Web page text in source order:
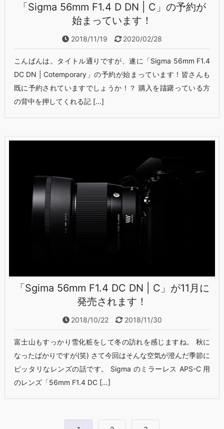
「Sigma 56mm F1.4 D DN | C」の予約が
始まっています！
2018/11/19 2020/02/28
こんばんは。タイトル通りですが、遂に「Sigma 56mm F1.4
DC DN | Cotemporary」の予約が始まっています！皆さんも
既に予約されていますでしょうか！？ 購入を躊躇っている方
の背中を押してくれる記 […]
「Sgima 56mm F1.4 DC DN | C」が11月に
発売されます！
2018/10/22 2018/11/30
富士山もすっかり雪化粧をして冬の訪れを感じますね。 秋に
なったばかりですが(笑) さて今回はそんな空気が澄んだ季節に
ピッタリなレンズの話です。 Sigma のミラーレス APS-C 用
のレンズ「56mm F1.4 DC […]